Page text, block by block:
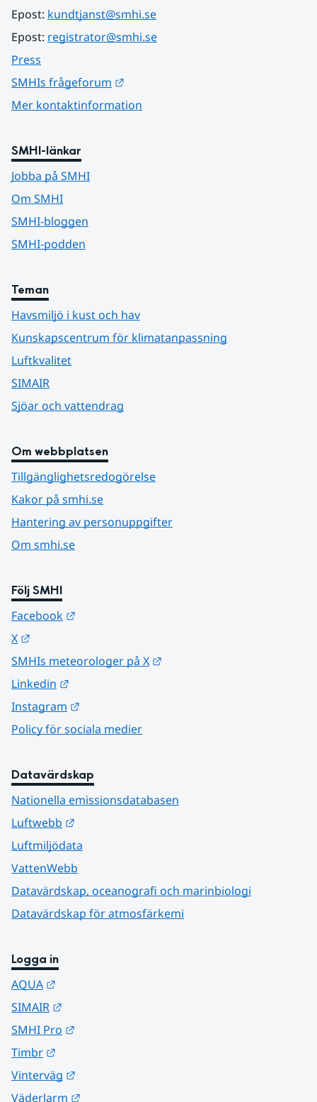
Epost: kundtjanst@smhi.se
Epost: registrator@smhi.se
Press
SMHIs frågeforum
Mer kontaktinformation
SMHI-länkar
Jobba på SMHI
Om SMHI
SMHI-bloggen
SMHI-podden
Teman
Havsmiljö i kust och hav
Kunskapscentrum för klimatanpassning
Luftkvalitet
SIMAIR
Sjöar och vattendrag
Om webbplatsen
Tillgänglighetsredogörelse
Kakor på smhi.se
Hantering av personuppgifter
Om smhi.se
Följ SMHI
Facebook
X
SMHIs meteorologer på X
Linkedin
Instagram
Policy för sociala medier
Datavärdskap
Nationella emissionsdatabasen
Luftwebb
Luftmiljödata
VattenWebb
Datavärdskap, oceanografi och marinbiologi
Datavärdskap för atmosfärkemi
Logga in
AQUA
SIMAIR
SMHI Pro
Timbr
Vinterväg
Väderlarm